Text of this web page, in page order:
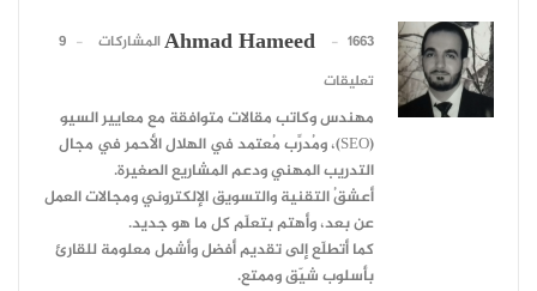
Ahmad Hameed 1663 المشاركات
9
تعليقات
مهندس وكاتب مقالات متوافقة مع معايير السيو
(SEO)، ومُدرِّب مُعتمد في الهلال الأحمر في مجال
التدريب المهني ودعم المشاريع الصغيرة.
أعشقُ التقنية والتسويق الإلكتروني ومجالات العمل
عن بعد، وأهتم بتعلّم كل ما هو جديد.
كما أتطلّع إلى تقديم أفضل وأشمل معلومة للقارئ
بأسلوب شيّق وممتع.